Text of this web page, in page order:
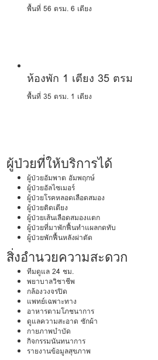
พื้นที่ 56 ตรม. 6 เตียง
ห้องพัก 1 เตียง 35 ตรม
พื้นที่ 35 ตรม. 1 เตียง
ผู้ป่วยที่ให้บริการได้
ผู้ป่วยอัมพาต อัมพฤกษ์
ผู้ป่วยอัลไซเมอร์
ผู้ป่วยโรคหลอดเลือดสมอง
ผู้ป่วยติดเตียง
ผู้ป่วยเส้นเลือดสมองแตก
ผู้ป่วยที่มาพักฟื้นทำแผลกดทับ
ผู้ป่วยพักฟื้นหลังผ่าตัด
สิ่งอำนวยความสะดวก
ทีมดูแล 24 ชม.
พยาบาลวิชาชีพ
กล้องวงจรปิด
แพทย์เฉพาะทาง
อาหารตามโภชนาการ
ดูแลความสะอาด ซักผ้า
กายภาพบำบัด
กิจกรรมนันทนาการ
รายงานข้อมูลสุขภาพ